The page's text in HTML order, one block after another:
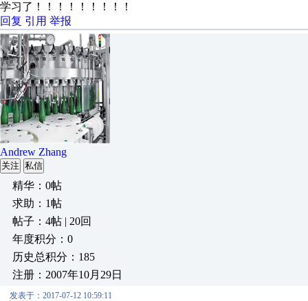
学习了！！！！！！！！！
回复 引用 举报
Andrew Zhang
关注 私信
精华：0帖
求助：1帖
帖子：4帖 | 20回
年度积分：0
历史总积分：185
注册：2007年10月29日
发表于：2017-07-12 10:59:11